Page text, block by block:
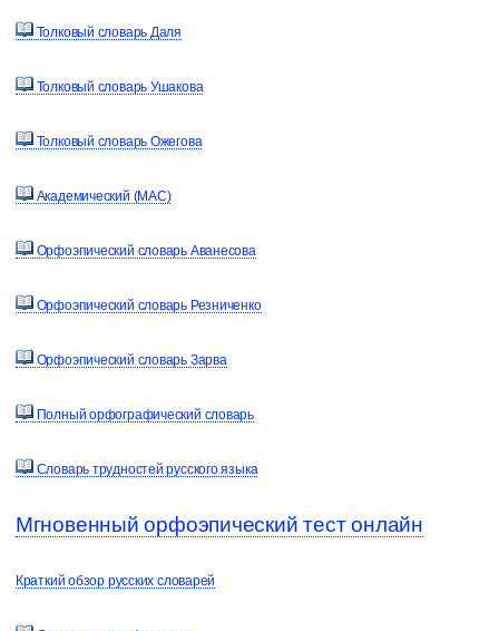
Толковый словарь Даля
Толковый словарь Ушакова
Толковый словарь Ожегова
Академический (МАС)
Орфоэпический словарь Аванесова
Орфоэпический словарь Резниченко
Орфоэпический словарь Зарва
Полный орфографический словарь
Словарь трудностей русского языка
Мгновенный орфоэпический тест онлайн
Краткий обзор русских словарей